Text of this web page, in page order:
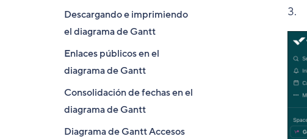
Descargando e imprimiendo
el diagrama de Gantt
Enlaces públicos en el
diagrama de Gantt
Consolidación de fechas en el
diagrama de Gantt
Diagrama de Gantt Accesos